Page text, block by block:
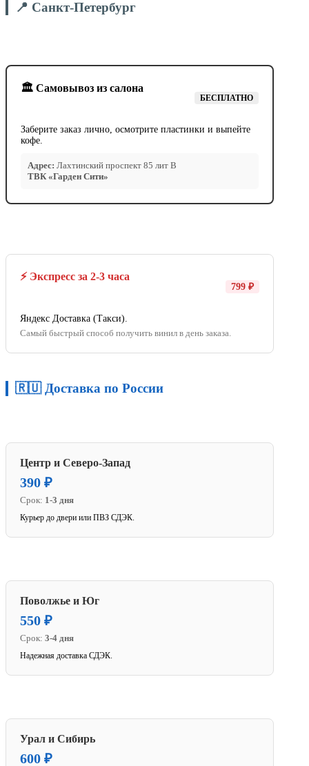
📍 Санкт-Петербург
🏛️ Самовывоз из салона
БЕСПЛАТНО
Заберите заказ лично, осмотрите пластинки и выпейте
кофе.
Адрес: Лахтинский проспект 85 лит В
ТВК «Гарден Сити»
⚡ Экспресс за 2-3 часа
799 ₽
Яндекс Доставка (Такси).
Самый быстрый способ получить винил в день заказа.
🇷🇺 Доставка по России
Центр и Северо-Запад
390 ₽
Срок: 1-3 дня
Курьер до двери или ПВЗ СДЭК.
Поволжье и Юг
550 ₽
Срок: 3-4 дня
Надежная доставка СДЭК.
Урал и Сибирь
600 ₽